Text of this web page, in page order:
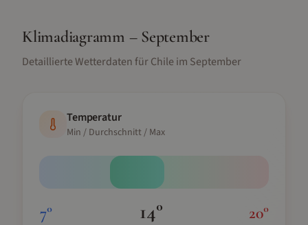
Klimadiagramm – September
Detaillierte Wetterdaten fürChile im September
Temperatur
Min / Durchschnitt / Max
7° 14° 20°